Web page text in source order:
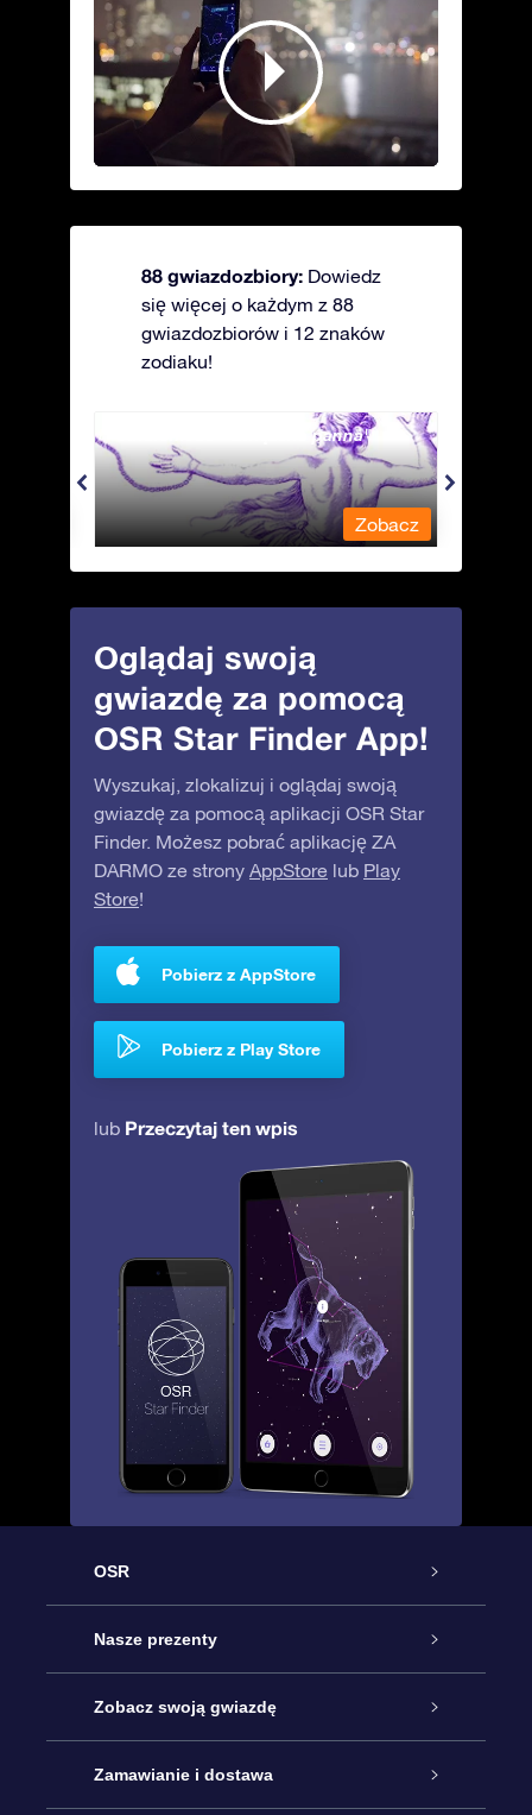
88 gwiazdozbiory: Dowiedz
się więcej o każdym z 88
gwiazdozbiorów i 12 znaków
zodiaku!
Andromeda - Związana panna
Zobacz
Oglądaj swoją
gwiazdę za pomocą
OSR Star Finder App!
Wyszukaj, zlokalizuj i oglądaj swoją
gwiazdę za pomocą aplikacji OSR Star
Finder. Możesz pobrać aplikację ZA
DARMO ze strony AppStore lub Play
Store!
Pobierz z AppStore
Pobierz z Play Store
lub Przeczytaj ten wpis
OSR
Obsługa
Kontakt
Blog
Nasze prezenty
Podarunek Gwiazda Online
Pakiet Podarunkowy OSR
Zobacz swoją gwiazdę
Rejestr Gwiazd
Zamawianie i dostawa